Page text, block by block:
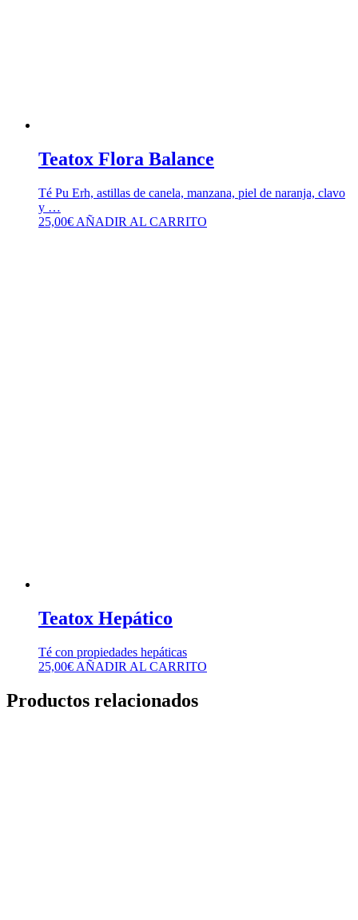
Teatox Flora Balance
Té Pu Erh, astillas de canela, manzana, piel de naranja, clavo
y …
25,00€ AÑADIR AL CARRITO
Teatox Hepático
Té con propiedades hepáticas
25,00€ AÑADIR AL CARRITO
Productos relacionados